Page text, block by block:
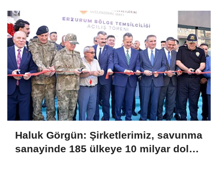
Haluk Görgün: Şirketlerimiz, savunma
sanayinde 185 ülkeye 10 milyar dolar